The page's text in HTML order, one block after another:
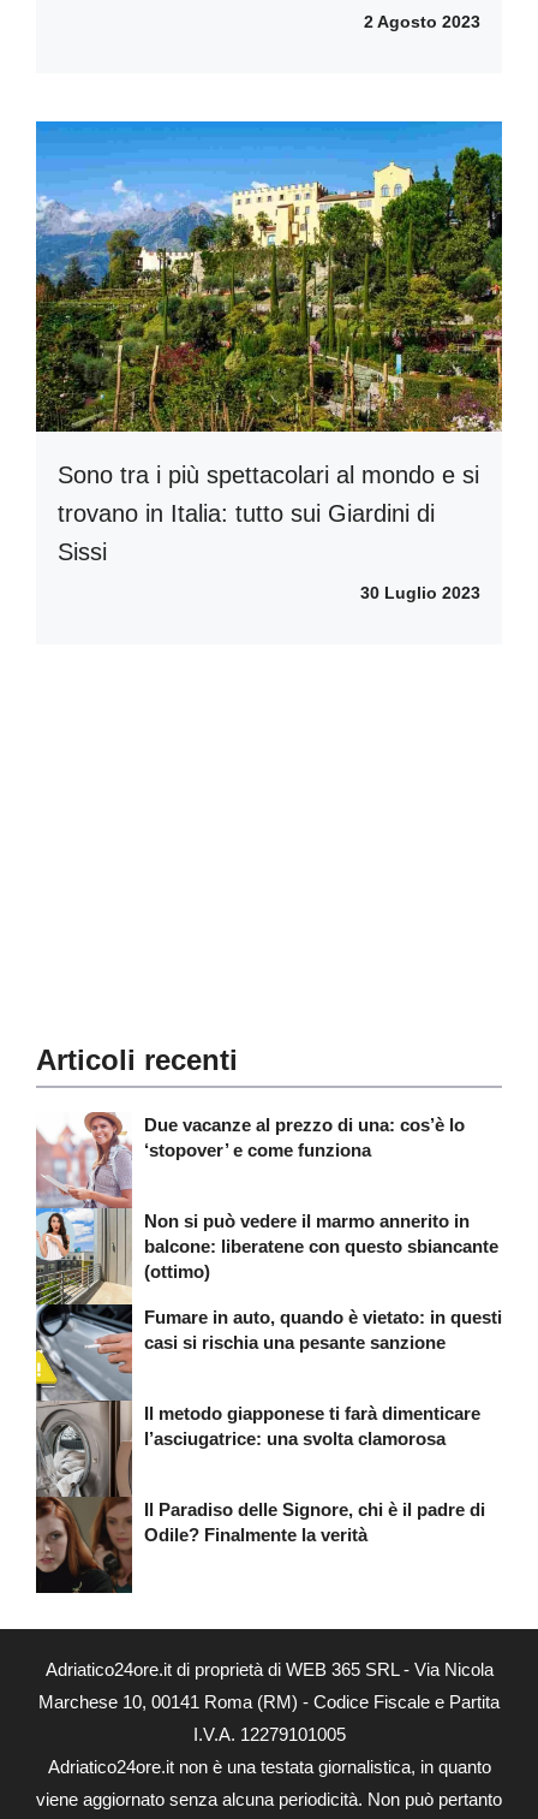
2 Agosto 2023
Sono tra i più spettacolari al mondo e si
trovano in Italia: tutto sui Giardini di
Sissi
30 Luglio 2023
Articoli recenti
Due vacanze al prezzo di una: cos’è lo
‘stopover’ e come funziona
Non si può vedere il marmo annerito in
balcone: liberatene con questo sbiancante
(ottimo)
Fumare in auto, quando è vietato: in questi
casi si rischia una pesante sanzione
Il metodo giapponese ti farà dimenticare
l’asciugatrice: una svolta clamorosa
Il Paradiso delle Signore, chi è il padre di
Odile? Finalmente la verità
Adriatico24ore.it di proprietà di WEB 365 SRL - Via Nicola
Marchese 10, 00141 Roma (RM) - Codice Fiscale e Partita
I.V.A. 12279101005
Adriatico24ore.it non è una testata giornalistica, in quanto
viene aggiornato senza alcuna periodicità. Non può pertanto